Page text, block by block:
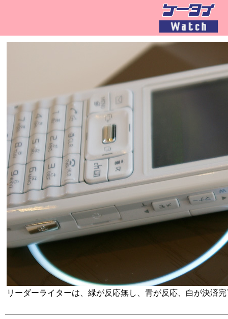
リーダーライターは、緑が反応無し、青が反応、白が決済